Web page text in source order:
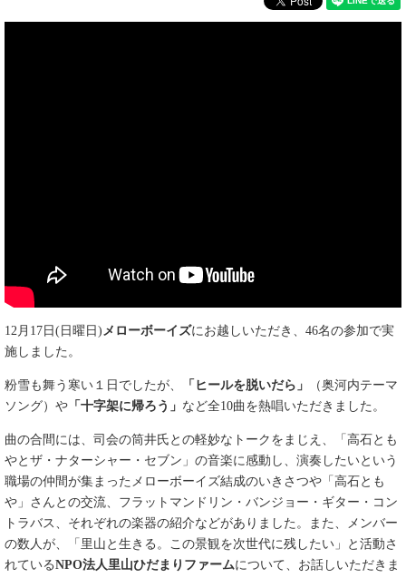
12月17日(日曜日)メローボーイズにお越しいただき、46名の参加で実
施しました。
粉雪も舞う寒い１日でしたが、 「ヒールを脱いだら」
（奥河内テーマ
ソング）や 「十字架に帰ろう」 など全10曲を熱唱いただきました。
曲の合間には、司会の筒井氏との軽妙なトークをまじえ、「高石とも
やとザ・ナターシャー・セブン」の音楽に感動し、演奏したいという
職場の仲間が集まったメローボーイズ結成のいきさつや「高石とも
や」さんとの交流、フラットマンドリン・バンジョー・ギター・コン
トラバス、それぞれの楽器の紹介などがありました。また、メンバー
の数人が、「里山と生きる。この景観を次世代に残したい」と活動さ
れているNPO法人里山ひだまりファームについて、お話しいただきま